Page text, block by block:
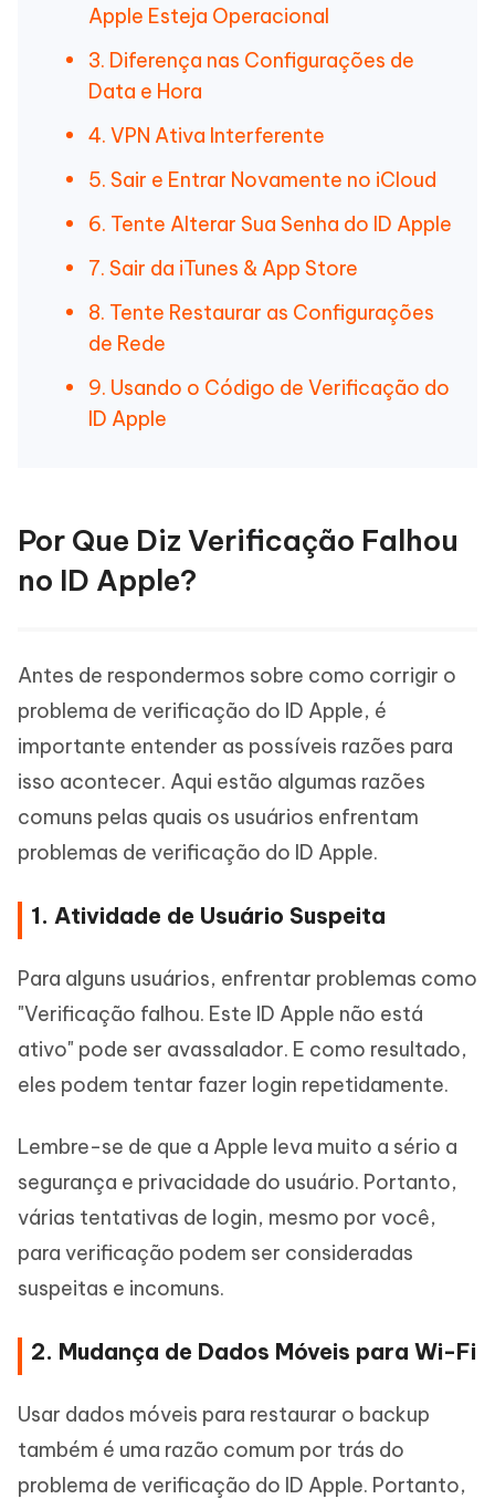
Apple Esteja Operacional
3. Diferença nas Configurações de
Data e Hora
4. VPN Ativa Interferente
5. Sair e Entrar Novamente no iCloud
6. Tente Alterar Sua Senha do ID Apple
7. Sair da iTunes & App Store
8. Tente Restaurar as Configurações
de Rede
9. Usando o Código de Verificação do
ID Apple
Por Que Diz Verificação Falhou
no ID Apple?
Antes de respondermos sobre como corrigir o
problema de verificação do ID Apple, é
importante entender as possíveis razões para
isso acontecer. Aqui estão algumas razões
comuns pelas quais os usuários enfrentam
problemas de verificação do ID Apple.
1. Atividade de Usuário Suspeita
Para alguns usuários, enfrentar problemas como
"Verificação falhou. Este ID Apple não está
ativo" pode ser avassalador. E como resultado,
eles podem tentar fazer login repetidamente.
Lembre-se de que a Apple leva muito a sério a
segurança e privacidade do usuário. Portanto,
várias tentativas de login, mesmo por você,
para verificação podem ser consideradas
suspeitas e incomuns.
2. Mudança de Dados Móveis para Wi-Fi
Usar dados móveis para restaurar o backup
também é uma razão comum por trás do
problema de verificação do ID Apple. Portanto,